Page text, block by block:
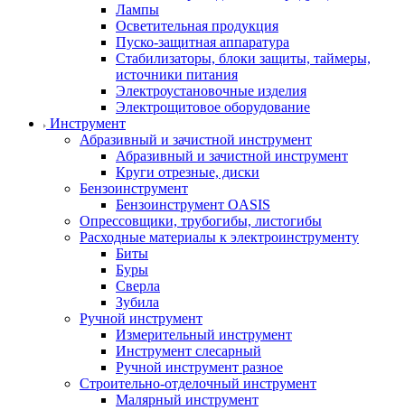
Лампы
Осветительная продукция
Пуско-защитная аппаратура
Стабилизаторы, блоки защиты, таймеры,
источники питания
Электроустановочные изделия
Электрощитовое оборудование
Инструмент
Абразивный и зачистной инструмент
Абразивный и зачистной инструмент
Круги отрезные, диски
Бензоинструмент
Бензоинструмент OASIS
Опрессовщики, трубогибы, листогибы
Расходные материалы к электроинструменту
Биты
Буры
Сверла
Зубила
Ручной инструмент
Измерительный инструмент
Инструмент слесарный
Ручной инструмент разное
Строительно-отделочный инструмент
Малярный инструмент